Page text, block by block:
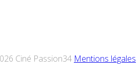
Ciné Passion34 Mentions légales